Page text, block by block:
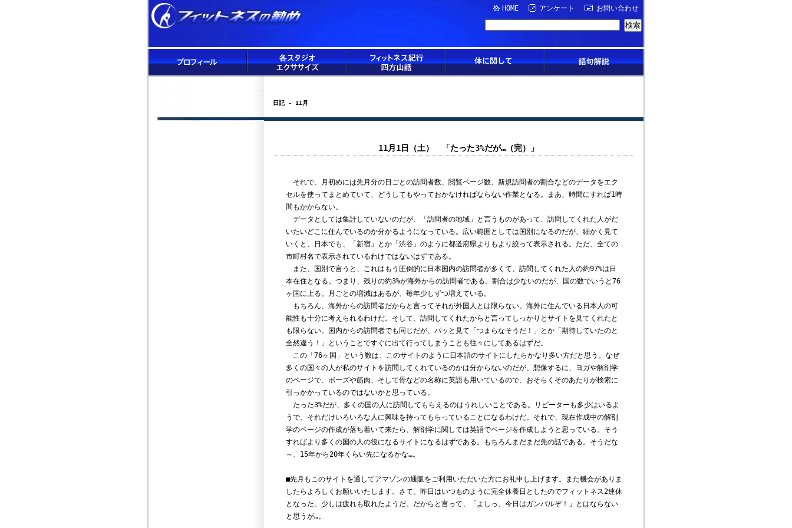
HOME アンケート お問い合わせ
日記 - 11月
11月1日（土） 「たった3%だが…（完）」
それで、月初めには先月分の日ごとの訪問者数、閲覧ページ数、新規訪問者の割合などのデータをエク
セルを使ってまとめていて、どうしてもやっておかなければならない作業となる。まあ、時間にすれば1時
間もかからない。
データとしては集計していないのだが、「訪問者の地域」と言うものがあって、訪問してくれた人がだ
いたいどこに住んでいるのか分かるようになっている。広い範囲としては国別になるのだが、細かく見て
いくと、日本でも、「新宿」とか「渋谷」のように都道府県よりもより絞って表示される。ただ、全ての
市町村名で表示されているわけではないはずである。
また、国別で言うと、これはもう圧倒的に日本国内の訪問者が多くて、訪問してくれた人の約97%は日
本在住となる。つまり、残りの約3%が海外からの訪問者である。割合は少ないのだが、国の数でいうと76
ヶ国に上る。月ごとの増減はあるが、毎年少しずつ増えている。
もちろん、海外からの訪問者だからと言ってそれが外国人とは限らない。海外に住んでいる日本人の可
能性も十分に考えられるわけだ。そして、訪問してくれたからと言ってしっかりとサイトを見てくれたと
も限らない。国内からの訪問者でも同じだが、パッと見て「つまらなそうだ！」とか「期待していたのと
全然違う！」ということですぐに出て行ってしまうことも往々にしてあるはずだ。
この「76ヶ国」という数は、このサイトのように日本語のサイトにしたらかなり多い方だと思う。なぜ
多くの国々の人が私のサイトを訪問してくれているのかは分からないのだが、想像するに、ヨガや解剖学
のページで、ポーズや筋肉、そして骨などの名称に英語も用いているので、おそらくそのあたりが検索に
引っかかっているのではないかと思っている。
たった3%だが、多くの国の人に訪問してもらえるのはうれしいことである。リピーターも多少はいるよ
うで、それだけいろいろな人に興味を持ってもらっていることになるわけだ。それで、現在作成中の解剖
学のページの作成が落ち着いて来たら、解剖学に関しては英語でページを作成しようと思っている。そう
すればより多くの国の人の役になるサイトになるはずである。もちろんまだまだ先の話である。そうだな
～、15年から20年くらい先になるかな…。
■先月もこのサイトを通してアマゾンの通販をご利用いただいた方にお礼申し上げます。また機会がありま
したらよろしくお願いいたします。さて、昨日はいつものように完全休養日としたのでフィットネス2連休
となった。少しは疲れも取れたようだ。だからと言って、「よしっ、今日はガンバルぞ！」とはならない
と思うが…。